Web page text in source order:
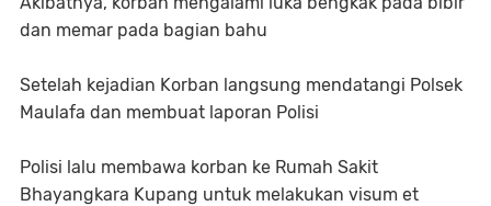
dan memar pada bagian bahu
Setelah kejadian Korban langsung mendatangi Polsek
Maulafa dan membuat laporan Polisi
Polisi lalu membawa korban ke Rumah Sakit
Bhayangkara Kupang untuk melakukan visum et